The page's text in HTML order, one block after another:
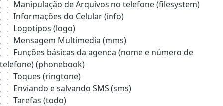
Manipulação de Arquivos no telefone (filesystem)
Informações do Celular (info)
Logotipos (logo)
Mensagem Multimedia (mms)
Funções básicas da agenda (nome e número de
telefone) (phonebook)
Toques (ringtone)
Enviando e salvando SMS (sms)
Tarefas (todo)